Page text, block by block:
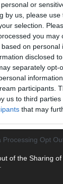
or
by us, please
selection.
you may
on personal
disclosed
separately opt-
participants.
us to third parties
that may
Processing Opt
of the Sharing of
werden
über